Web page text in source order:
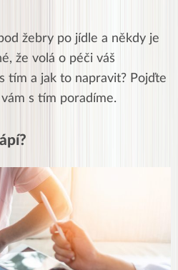
žebry po jídle a někdy je
že volá o péči váš
tím a jak to napravit? Pojďte
s tím poradíme.